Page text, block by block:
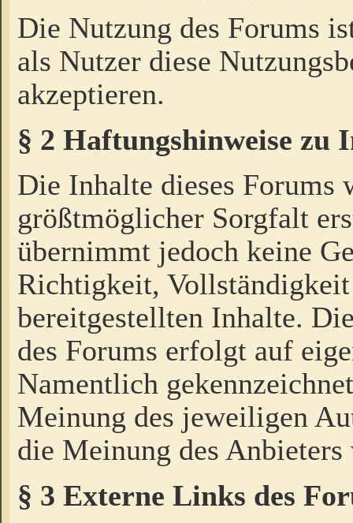
Die Nutzung des Forums
als Nutzer diese
akzeptieren.
§ 2 Haftungshinweise zu
Die Inhalte dieses Forums
größtmöglicher Sorgfalt
übernimmt jedoch keine
Richtigkeit,
bereitgestellten Inhalte.
des Forums erfolgt auf
Namentlich
Meinung des jeweiligen
die Meinung des Anbieters
§ 3 Externe Links des